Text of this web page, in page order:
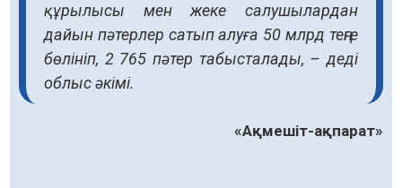
құрылысы мен жеке салушылардан
дайын пәтерлер сатып алуға 50 млрд теңге
бөлініп, 2 765 пәтер табысталады, – деді
облыс әкімі.
«Ақмешіт-ақпарат»